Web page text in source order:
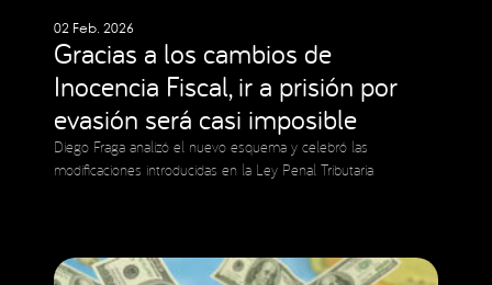
02 Feb. 2026
Gracias a los cambios de
Inocencia Fiscal, ir a prisión por
evasión será casi imposible
Diego Fraga analizó el nuevo esquema y celebró las
modificaciones introducidas en la Ley Penal Tributaria